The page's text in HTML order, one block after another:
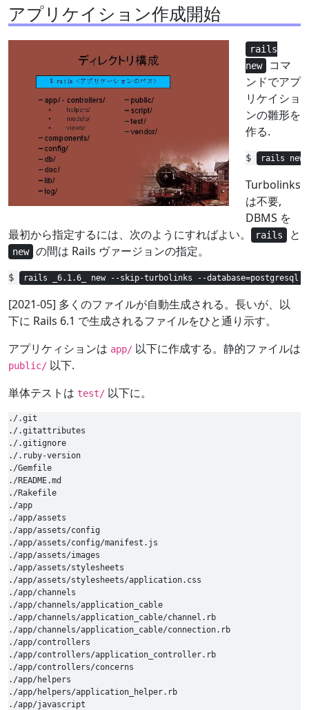
アプリケイション作成開始
rails
new
コマ
ンドでアプ
リケイショ
ンの雛形を
作る.
$ rails new
Turbolinks
は不要,
DBMS を
最初から指定するには、次のようにすればよい。
rails と
new の間は Rails ヴァージョンの指定。
$ rails _6.1.6_ new --skip-turbolinks --database=postgresql
[2021-05] 多くのファイルが自動生成される。長いが、以
下に Rails 6.1 で生成されるファイルをひと通り示す。
アプリケィションは app/ 以下に作成する。静的ファイルは
public/ 以下.
単体テストは test/ 以下に。
./.git
./.gitattributes
./.gitignore
./.ruby-version
./Gemfile
./README.md
./Rakefile
./app
./app/assets
./app/assets/config
./app/assets/config/manifest.js
./app/assets/images
./app/assets/stylesheets
./app/assets/stylesheets/application.css
./app/channels
./app/channels/application_cable
./app/channels/application_cable/channel.rb
./app/channels/application_cable/connection.rb
./app/controllers
./app/controllers/application_controller.rb
./app/controllers/concerns
./app/helpers
./app/helpers/application_helper.rb
./app/javascript